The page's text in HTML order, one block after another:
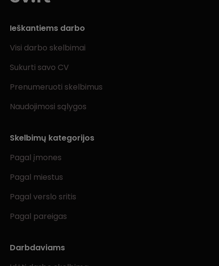
Ieškantiems darbo
Visi darbo skelbimai
Sukurti savo CV
Prenumeruoti skelbimus
Naudojimosi sąlygos
Skelbimų kategorijos
Pagal įmones
Pagal miestus
Pagal verslo sritis
Pagal pareigas
Darbdaviams